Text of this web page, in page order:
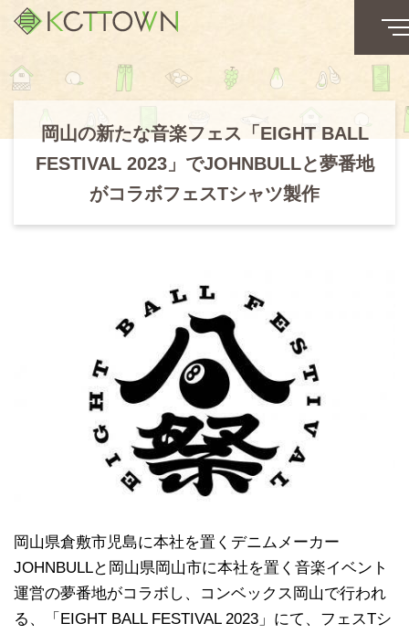
岡山の新たな音楽フェス「EIGHT BALL
FESTIVAL 2023」でJOHNBULLと夢番地
がコラボフェスTシャツ製作
岡山県倉敷市児島に本社を置くデニムメーカー
JOHNBULLと岡山県岡山市に本社を置く音楽イベント
運営の夢番地がコラボし、コンベックス岡山で行われ
る、「EIGHT BALL FESTIVAL 2023」にて、フェスTシ